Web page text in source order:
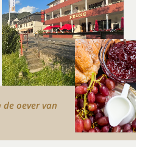
oever van